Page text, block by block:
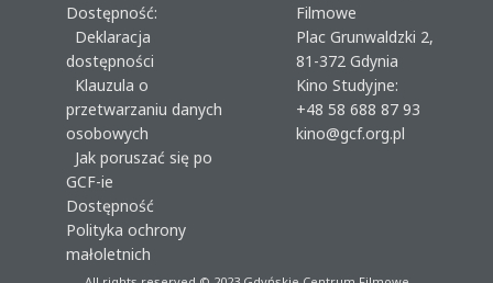
Dostępność:
Deklaracja
dostępności
Klauzula o
przetwarzaniu danych
osobowych
Jak poruszać się po
GCF-ie
Dostępność
Polityka ochrony
małoletnich
Filmowe
Plac Grunwaldzki 2,
81-372 Gdynia
Kino Studyjne:
+48 58 688 87 93
kino@gcf.org.pl